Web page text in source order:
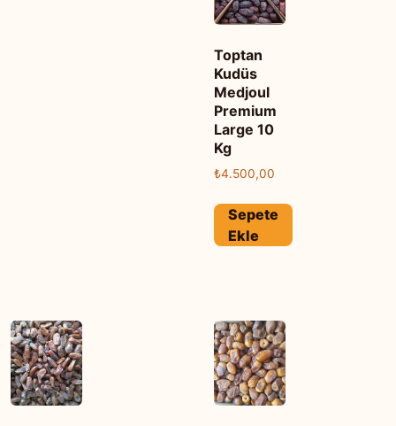
Toptan
Kudüs
Medjoul
Premium
Large 10
Kg
₺4.500,00
Sepete
Ekle